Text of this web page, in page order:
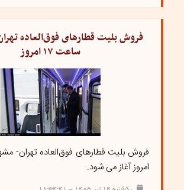
فروش بلیت قطارهای فوق‌العاده
ساعت ۱۷ امروز
امروز آغاز می شود.